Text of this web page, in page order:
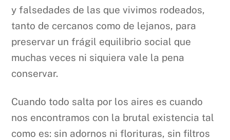
y falsedades de las que vivimos rodeados,
tanto de cercanos como de lejanos, para
preservar un frágil equilibrio social que
muchas veces ni siquiera vale la pena
conservar.
Cuando todo salta por los aires es cuando
nos encontramos con la brutal existencia tal
como es: sin adornos ni florituras, sin filtros